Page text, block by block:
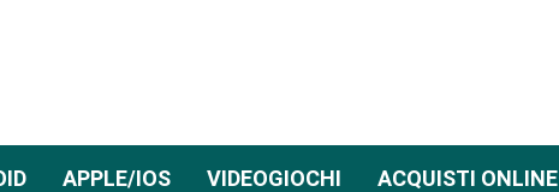
APPLE/IOS VIDEOGIOCHI ACQUISTI ONLINE